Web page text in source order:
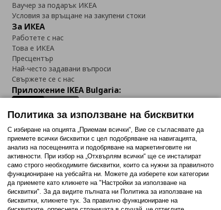
Ваучер за подарък ИКЕА
Условия за връщане на закупени стоки
За ИКЕА
Работете с нас
Това е ИКЕА
Пресцентър
Най-често задавани въпроси
Свържете се с нас
Приложение IKEA Bulgaria:
Последвайте ни:
FacebookTwitterYoutubePinterestInstagram
Политика за използване на бисквитки
С избиране на опцията „Приемам всички“, Вие се съгласявате да
приемете всички бисквитки с цел подобряване на навигацията,
анализ на посещенията и подобряване на маркетинговите ни
активности. При избор на „Отхвърлям всички“ ще се инсталират
само строго необходимитe бисквитки, които са нужни за правилното
функциониране на уебсайта ни. Можете да изберете кои категории
да приемете като кликнете на "Настройки за използване на
бисквитки". За да видите пълната ни Политика за използване на
бисквитки, кликнете тук. За правилно функциониране на